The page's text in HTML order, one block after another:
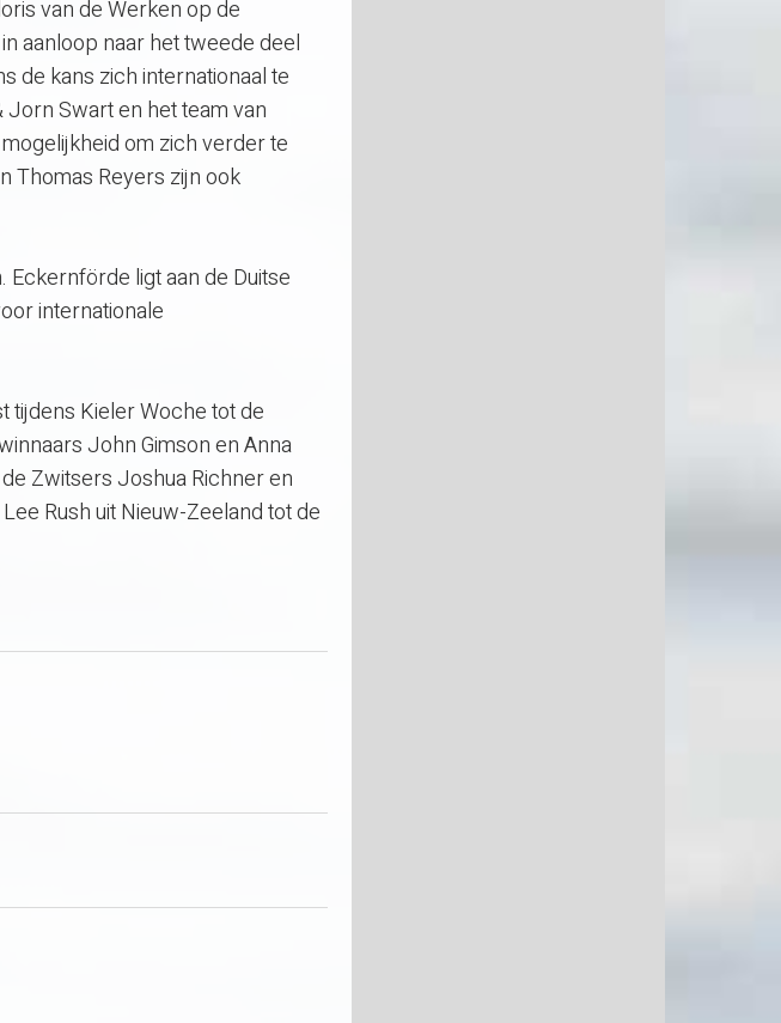
van de Werken op de
aanloop naar het tweede deel
de kans zich internationaal te
Swart en het team van
om zich verder te
Thomas Reyers zijn ook
ligt aan de Duitse
internationale
tijdens Kieler Woche tot de
John Gimson en Anna
Zwitsers Joshua Richner en
Rush uit Nieuw-Zeeland tot de